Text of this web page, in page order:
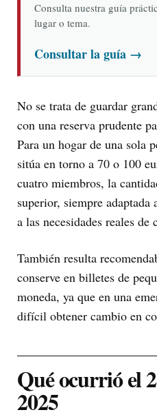
Consulta nuestra guía
lugar o tema.
Consultar la guía →
No se trata de guardar
con una reserva prudente
Para un hogar de una sola
sitúa en torno a 70 o 100
cuatro miembros, la
superior, siempre
a las necesidades reales de
También resulta
conserve en billetes de
moneda, ya que en una
difícil obtener cambio en
Qué ocurrió el
2025